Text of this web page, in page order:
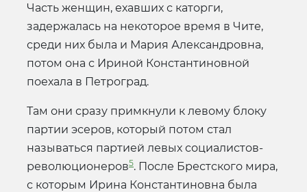
Часть женщин, ехавших с каторги,
задержалась на некоторое время в Чите,
среди них была и Мария Александровна,
потом она с Ириной Константиновной
поехала в Петроград.
Там они сразу примкнули к левому блоку
партии эсеров, который потом стал
называться партией левых социалистов-
революционеров5. После Брестского мира,
с которым Ирина Константиновна была